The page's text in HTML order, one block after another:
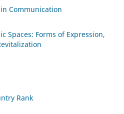
Communication
Spaces: Forms of Expression,